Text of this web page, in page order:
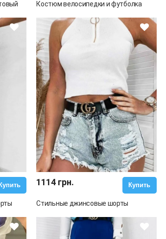
Костюм велосипедки и футболка
Купить 1114 грн. Купить
Стильные джинсовые шорты